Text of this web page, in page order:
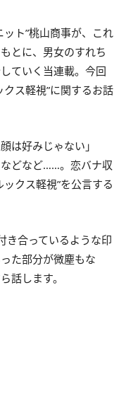
ット”桃山商事が、これ
とに、男女のすれち
ていく当連載。今回
ス軽視”に関するお話
は好みじゃない」
などなど……。恋バナ収
クス軽視”を公言する
き合っているような印
た部分が微塵もな
話します。